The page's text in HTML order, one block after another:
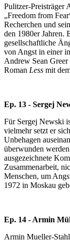
Pulitzer-Preisträger
„Freedom from
Recherchen und
den 1980er Jahren.
gesellschaftliche
von Angst in einer
Andrew Sean
Roman Less mit
Ep. 13 - Sergej
Für Sergej Newski
vielmehr setzt er
Unbehagen
überwunden
ausgezeichnete
Zusammenarbeit,
Menschen, um
1972 in Moskau
Ep. 14 - Armin
Armin Mueller-